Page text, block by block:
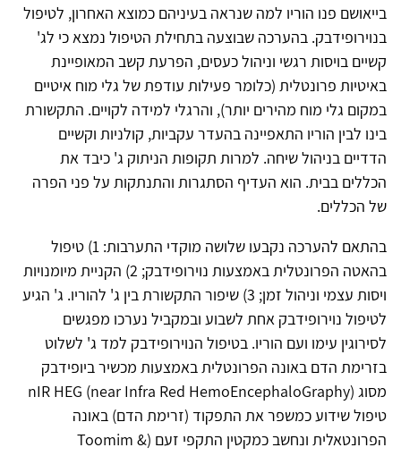
בייאושם פנו הוריו למה שנראה בעיניהם כמוצא האחרון, לטיפול
בנוירופידבק. בהערכה שבוצעה בתחילת הטיפול נמצא כי לג'
קשיים בויסות רגשי וניהול כעסים, הפרעת קשב המאופיינת
באיטיות פרונטלית (כלומר פעילות עודפת של גלי מוח איטיים
במקום גלי מוח מהירים יותר), והרגלי למידה לקויים. התקשורת
בינו לבין הוריו התאפיינה בהעדר עקביות, קולניות וקשיים
הדדיים בניהול שיחה. למרות תקופות הניתוק ג' כיבד את
הכללים בבית. הוא העדיף הסתגרות והתנתקות על פני הפרה
של הכללים.
בהתאם להערכה נקבעו שלושה מוקדי התערבות: 1) טיפול
בהאטה הפרונטלית באמצעות נוירופידבק; 2) הקניית מיומנויות
ויסות עצמי וניהול זמן; 3) שיפור התקשורת בין ג' להוריו. ג' הגיע
לטיפול נוירופידבק אחת לשבוע ובמקביל נערכו מפגשים
לסירוגין עימו ועם הוריו. בטיפול הנוירופידבק למד ג' לשלוט
בזרימת הדם באונה הפרונטלית באמצעות מכשיר ביופידבק
מסוג nIR HEG (near Infra Red HemoEncephaloGraphy)
טיפול שידוע כמשפר את התפקוד (זרימת הדם) באונה
הפרונטאלית ונחשב כמקטין התקפי זעם (Toomim &